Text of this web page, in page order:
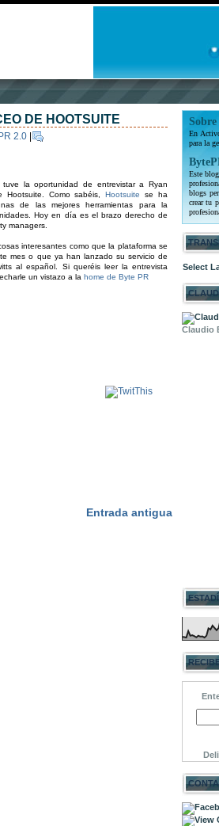
DE HOOTSUITE
PR 2.0
la oportunidad de entrevistar a Ryan
Hootsuite. Como sabéis,Hootsuite
se ha
de las mejores herramientas para la
Hoy en día es el brazo derecho de
managers.
interesantes como que la plataforma se
mes o que ya han lanzado su servicio de
al español. Si queréis leer la entrevista
un vistazo a la home de Byte PR
Entrada antigua
En
para la
Este
blogs
crear tu
Select
Claudio